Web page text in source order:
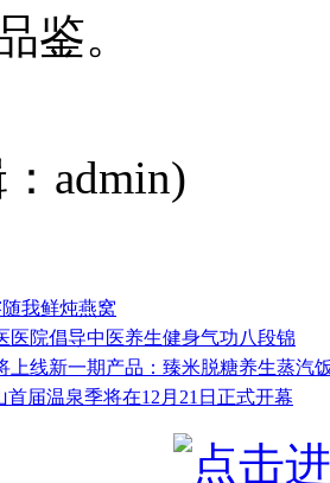
鉴。
admin)
我鲜炖燕窝
医院倡导中医养生健身气功八段锦
上线新一期产品：臻米脱糖养生蒸汽
首届温泉季将在12月21日正式开幕